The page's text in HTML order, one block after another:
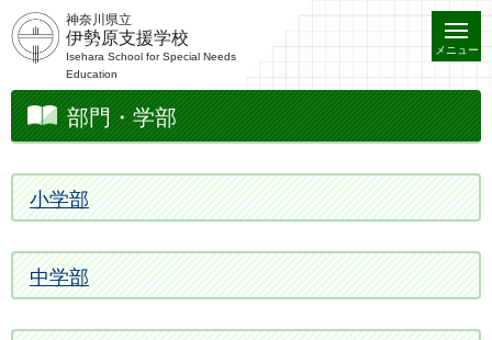
神奈川県立
伊勢原支援学校
Isehara School for Special Needs
Education
メニュー
部門・学部
小学部
中学部